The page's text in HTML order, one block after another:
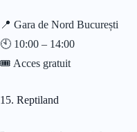
📍 Gara de Nord București
🕙 10:00 – 14:00
🎟️ Acces gratuit
15. Reptiland